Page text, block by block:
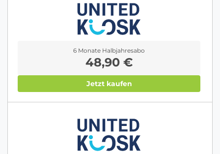
6 Monate Halbjahresabo
48,90 €
Jetzt kaufen